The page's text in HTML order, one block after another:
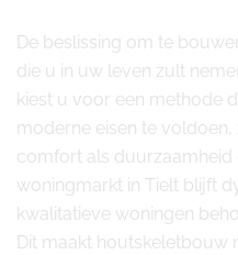
De beslissing om te
die u in uw leven zult
kiest u voor een methode
moderne eisen te
comfort als duurzaamheid
woningmarkt in Tielt blijft
kwalitatieve woningen
Dit maakt houtskeletbouw